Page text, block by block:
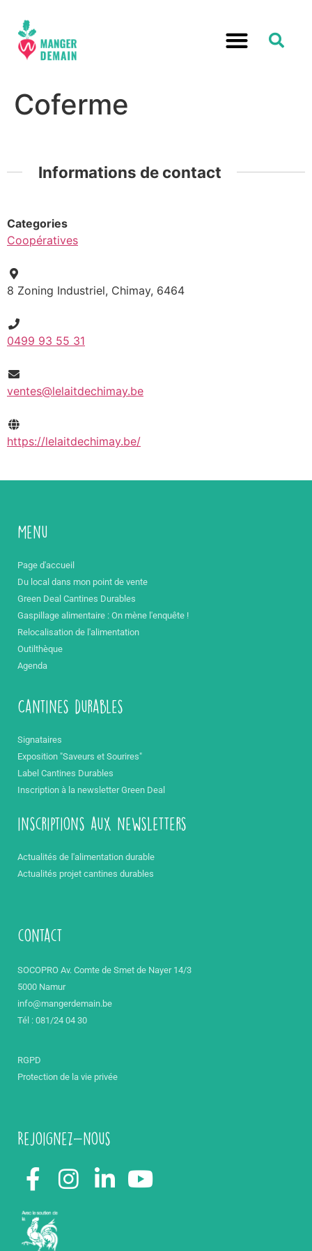
Coferme
Informations de contact
Categories
Coopératives
8 Zoning Industriel, Chimay, 6464
0499 93 55 31
ventes@lelaitdechimay.be
https://lelaitdechimay.be/
Menu
Page d'accueil
Du local dans mon point de vente
Green Deal Cantines Durables
Gaspillage alimentaire : On mène l'enquête !
Relocalisation de l'alimentation
Outilthèque
Agenda
Cantines durables
Signataires
Exposition "Saveurs et Sourires"
Label Cantines Durables
Inscription à la newsletter Green Deal
inscriptions aux newsletters
Actualités de l'alimentation durable
Actualités projet cantines durables
contact
SOCOPRO Av. Comte de Smet de Nayer 14/3
5000 Namur
info@mangerdemain.be
Tél : 081/24 04 30
RGPD
Protection de la vie privée
Rejoignez-nous